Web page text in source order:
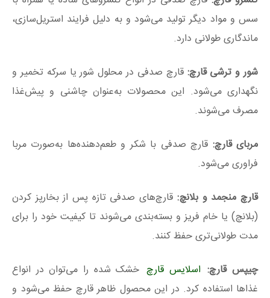
سس و مواد دیگر تولید می‌شود و به دلیل فرایند استریل‌سازی،
ماندگاری طولانی دارد.
شور و ترشی قارچ: قارچ صدفی در محلول شور یا سرکه تخمیر و
نگهداری می‌شود. این محصولات به‌عنوان چاشنی و پیش‌غذا
مصرف می‌شوند.
مربای قارچ: قارچ صدفی با شکر و طعم‌دهنده‌ها به‌صورت مربا
فراوری می‌شود.
قارچ منجمد و بلانچ: قارچ‌های صدفی تازه پس از بخارپز کردن
(بلانچ) یا خام فریز و بسته‌بندی می‌شوند تا کیفیت خود را برای
مدت طولانی‌تری حفظ کنند.
چیپس قارچ: اسلایس قارچ خشک شده را می‌توان در انواع
غذاها استفاده کرد. در این محصول ظاهر قارچ حفظ می‌شود و